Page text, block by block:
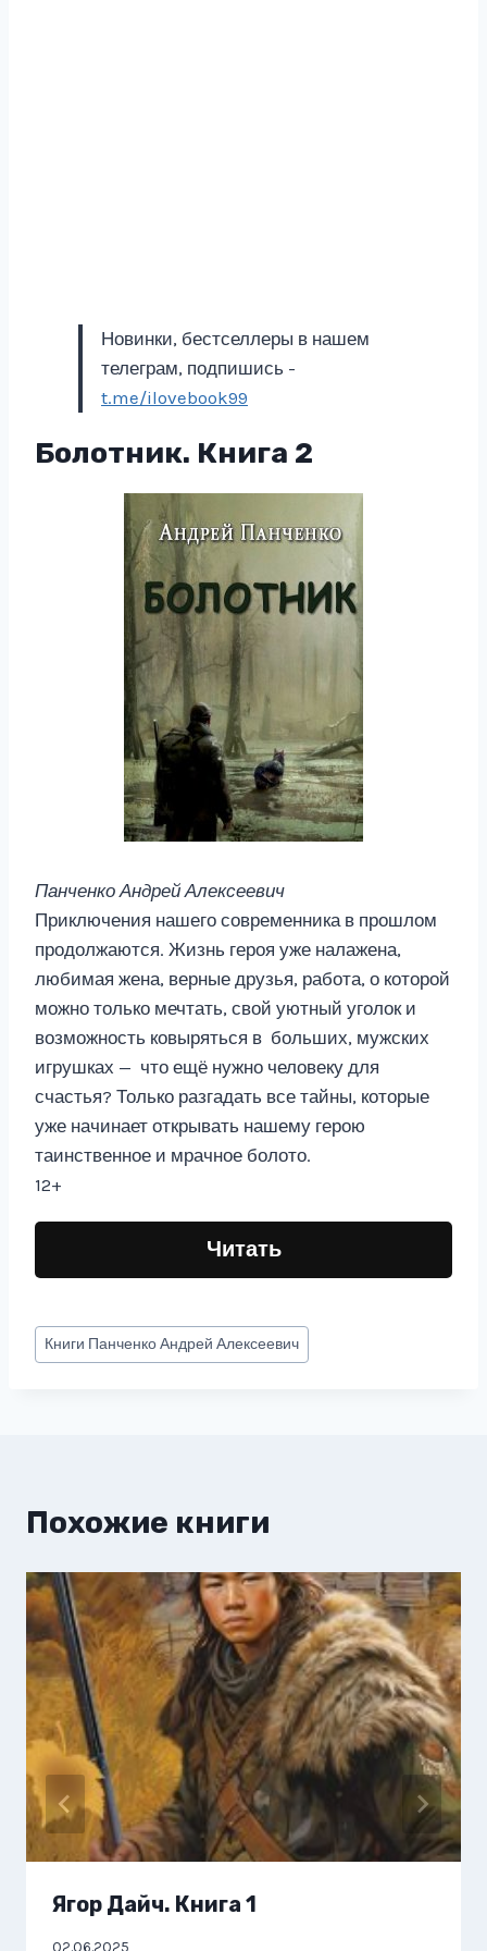
Новинки, бестселлеры в нашем
телеграм, подпишись -
t.me/ilovebook99
Болотник. Книга 2
Панченко Андрей Алексеевич
Приключения нашего современника в прошлом
продолжаются. Жизнь героя уже налажена,
любимая жена, верные друзья, работа, о которой
можно только мечтать, свой уютный уголок и
возможность ковыряться в больших, мужских
игрушках — что ещё нужно человеку для
счастья? Только разгадать все тайны, которые
уже начинает открывать нашему герою
таинственное и мрачное болото.
12+
Читать
Метки
записи:
Книги Панченко Андрей Алексеевич
Похожие книги
Ягор Дайч. Книга 1
02.06.2025